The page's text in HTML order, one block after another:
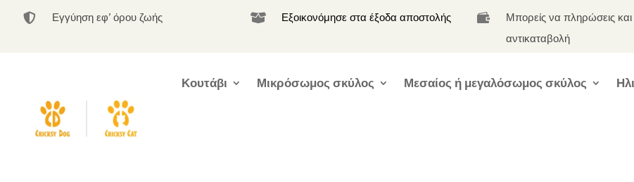
 Εγγύηση εφ’ όρου ζωής  Εξοικονόμησε στα έξοδα αποστολής 
Μπορείς να πληρώσεις
αντικαταβολή
Κουτάβι Μικρόσωμος σκύλος Μεσαίος ή μεγαλόσωμος σκύλος